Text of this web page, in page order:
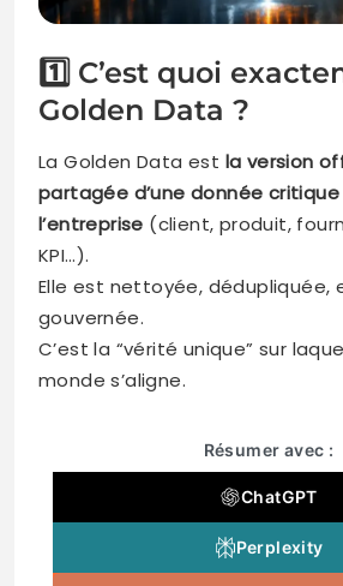
1️⃣ C’est quoi
Golden Data ?
La Golden Data est la version
partagée d’une donnée
l’entreprise (client, produit,
KPI…).
Elle est nettoyée, dédupliquée,
gouvernée.
C’est la “vérité unique” sur
monde s’aligne.
Résumer avec :
ChatGPT
Perplexity